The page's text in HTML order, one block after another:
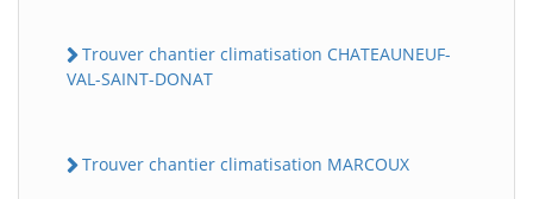
Trouver chantier climatisation CHATEAUNEUF-
VAL-SAINT-DONAT
Trouver chantier climatisation MARCOUX